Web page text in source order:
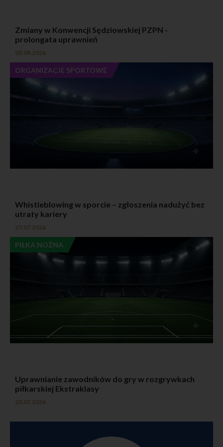
Zmiany w Konwencji Sędziowskiej PZPN -
prolongata uprawnień
03.08.2026
ORGANIZACJE SPORTOWE
Whistleblowing w sporcie – zgłoszenia nadużyć bez
utraty kariery
27.07.2026
PIŁKA NOŻNA
Uprawnianie zawodników do gry w rozgrywkach
piłkarskiej Ekstraklasy
20.07.2026
w celu prowadzenie działań marketingu
bezpośredniego w formie e-mailowego newslettera –
do czasu cofnięcia zgody przez Użytkownika,
zagadnienie - do czasu załatwienia sprawy, w której
zostały zebrane.
Podanie danych osobowych w celu, o którym mowa w
pkt. 3.1 lit. a) jest dobrowolne jednakże jest warunkiem
zawarcia umowy. W przypadku niepodania danych
możemy odmówić złożenia Tobie oferty i zawarcia
przez ADO do przetwarzania następującym kategoriom
podmiotów: Kancelaria Radcy Prawnego Tomasz
Dauerman, portale internetowe z którymi portal
prawosportowe.pl współpracuje na podstawie
odrębnych umów, firmy księgowe, biura rachunkowe,
firmy informatyczne. Dane osobowe mogą być także
udostępnione: odpowiednim organom państwowym na
ich żądanie na podstawie odpowiednich przepisów
danych i otrzymania ich kopii, ich sprostowania, usunięcia
lub ograniczenia przetwarzania, prawo do wniesienia
podstawie prawnie uzasadnionego interesu oraz prawo
do przenoszenia danych.
Jeżeli przetwarzanie odbywa się na podstawie zgody,
Użytkownik ma prawo cofnąć zgodę na przetwarzanie
Urzędu Ochrony Danych Osobowych, gdy uzna, iż
przetwarzanie danych osobowych narusza przepisy
osobowych.
zgody można skontaktować się z ADO przy użyciu